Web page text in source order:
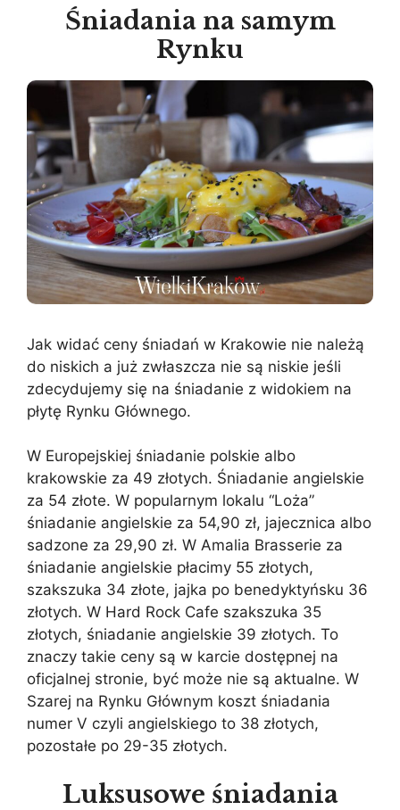
Śniadania na samym
Rynku
Jak widać ceny śniadań w Krakowie nie należą
do niskich a już zwłaszcza nie są niskie jeśli
zdecydujemy się na śniadanie z widokiem na
płytę Rynku Głównego.
W Europejskiej śniadanie polskie albo
krakowskie za 49 złotych. Śniadanie angielskie
za 54 złote. W popularnym lokalu “Loża”
śniadanie angielskie za 54,90 zł, jajecznica albo
sadzone za 29,90 zł. W Amalia Brasserie za
śniadanie angielskie płacimy 55 złotych,
szakszuka 34 złote, jajka po benedyktyńsku 36
złotych. W Hard Rock Cafe szakszuka 35
złotych, śniadanie angielskie 39 złotych. To
znaczy takie ceny są w karcie dostępnej na
oficjalnej stronie, być może nie są aktualne. W
Szarej na Rynku Głównym koszt śniadania
numer V czyli angielskiego to 38 złotych,
pozostałe po 29-35 złotych.
Luksusowe śniadania